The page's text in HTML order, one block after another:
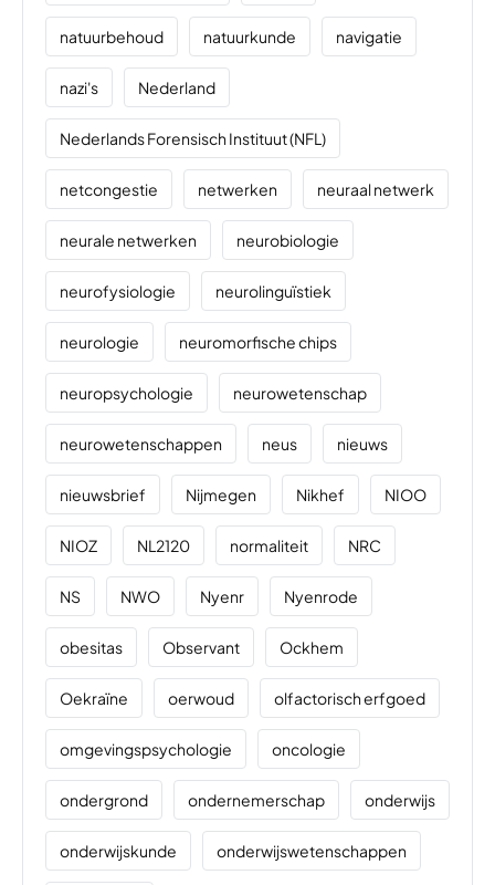
natuurbehoud natuurkunde navigatie
nazi's Nederland
Nederlands Forensisch Instituut (NFL)
netcongestie netwerken neuraal netwerk
neurale netwerken neurobiologie
neurofysiologie neurolinguïstiek
neurologie neuromorfische chips
neuropsychologie neurowetenschap
neurowetenschappen neus nieuws
nieuwsbrief Nijmegen Nikhef NIOO
NIOZ NL2120 normaliteit NRC
NS NWO Nyenr Nyenrode
obesitas Observant Ockhem
Oekraïne oerwoud olfactorisch erfgoed
omgevingspsychologie oncologie
ondergrond ondernemerschap onderwijs
onderwijskunde onderwijswetenschappen